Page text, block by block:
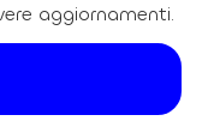
aggiornamenti.